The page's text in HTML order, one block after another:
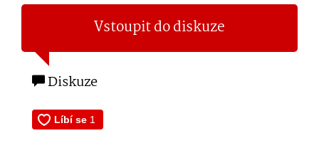
Vstoupit do diskuze
Diskuze